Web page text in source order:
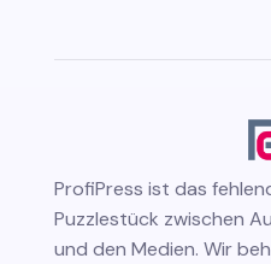
ProfiPress ist das
Puzzlestück zwischen
und den Medien. Wir